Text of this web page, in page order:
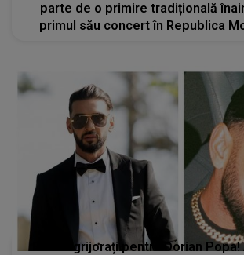
parte de o primire tradițională
primul său concert în Republica
Fanii îngrijorați pentru Dorian